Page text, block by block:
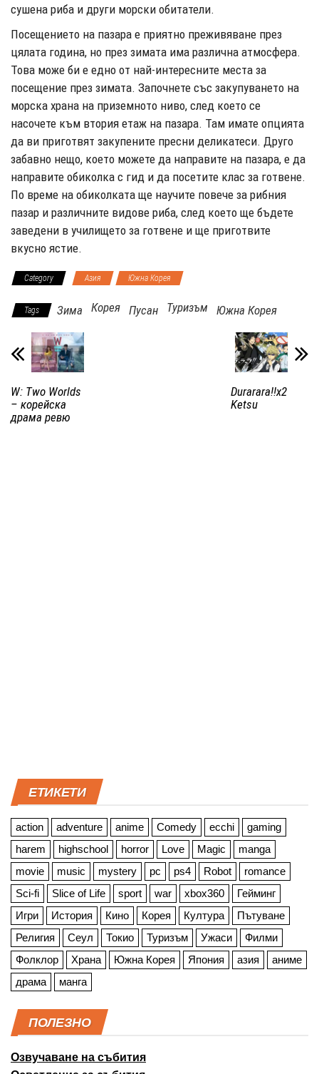
сушена риба и други морски обитатели.
Посещението на пазара е приятно преживяване през
цялата година, но през зимата има различна атмосфера.
Това може би е едно от най-интересните места за
посещение през зимата. Започнете със закупуването на
морска храна на приземното ниво, след което се
насочете към втория етаж на пазара. Там имате опцията
да ви приготвят закупените пресни деликатеси. Друго
забавно нещо, което можете да направите на пазара, е да
направите обиколка с гид и да посетите клас за готвене.
По време на обиколката ще научите повече за рибния
пазар и различните видове риба, след което ще бъдете
заведени в училището за готвене и ще приготвите
вкусно ястие.
Category Азия Южна Корея
Tags Зима Корея Пусан Туризъм Южна Корея
W: Two Worlds
– корейска
драма ревю
Durarara!!x2
Ketsu
ЕТИКЕТИ
action adventure anime Comedy ecchi
gaming
harem
highschool horror Love Magic
manga
movie
music mystery pc ps4 Robot
romance
Sci-fi
Slice of Life sport war xbox360
Гейминг
Игри
История Кино Корея Култура
Пътуване
Религия
Сеул Токио Туризъм Ужаси
Филми
Фолклор
Храна Южна Корея Япония азия
аниме
драма
манга
ПОЛЕЗНО
Озвучаване на събития